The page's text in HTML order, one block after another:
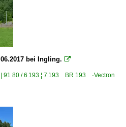
bei Ingling. 
91 80 / 6 193 ¦ 7 193 BR 193 ·Vectron